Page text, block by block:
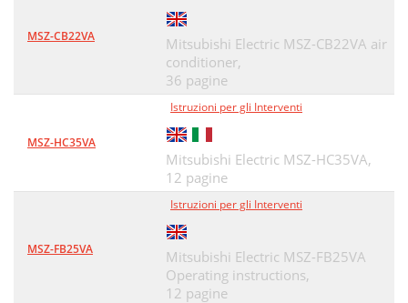
MSZ-CB22VA
Mitsubishi Electric MSZ-CB22VA air
conditioner,
36 pagine
MSZ-HC35VA
Istruzioni per gli Interventi
Mitsubishi Electric MSZ-HC35VA,
12 pagine
MSZ-FB25VA
Istruzioni per gli Interventi
Mitsubishi Electric MSZ-FB25VA
Operating instructions,
12 pagine